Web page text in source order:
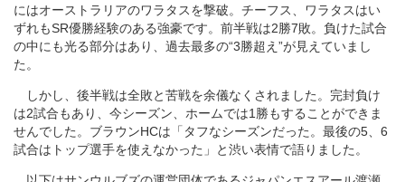
にはオーストラリアのワラタスを撃破。チーフス、ワラタスはい
ずれもSR優勝経験のある強豪です。前半戦は2勝7敗。負けた試合
の中にも光る部分はあり、過去最多の“3勝超え”が見えていまし
た。
しかし、後半戦は全敗と苦戦を余儀なくされました。完封負け
は2試合もあり、今シーズン、ホームでは1勝もすることができま
せんでした。ブラウンHCは「タフなシーズンだった。最後の5、6
試合はトップ選手を使えなかった」と渋い表情で語りました。